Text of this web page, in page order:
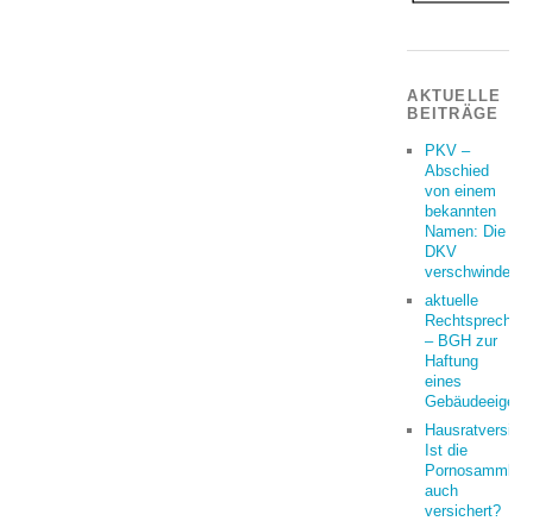
AKTUELLE
BEITRÄGE
PKV –
Abschied
von einem
bekannten
Namen: Die
DKV
verschwindet
aktuelle
– BGH zur
Haftung
eines
Ist die
auch
versichert?